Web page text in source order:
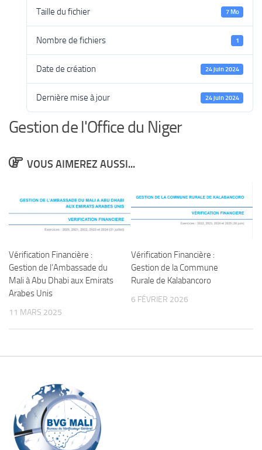
Taille du fichier 7 Mo
Nombre de fichiers 1
Date de création 24 juin 2024
Dernière mise à jour 24 juin 2024
Gestion de l'Office du Niger
VOUS AIMEREZ AUSSI...
Vérification Financière :
Gestion de l’Ambassade du
Mali à Abu Dhabi aux Emirats
Arabes Unis
11 MARS 2025
Vérification Financière :
Gestion de la Commune
Rurale de Kalabancoro
6 FÉVRIER 2026